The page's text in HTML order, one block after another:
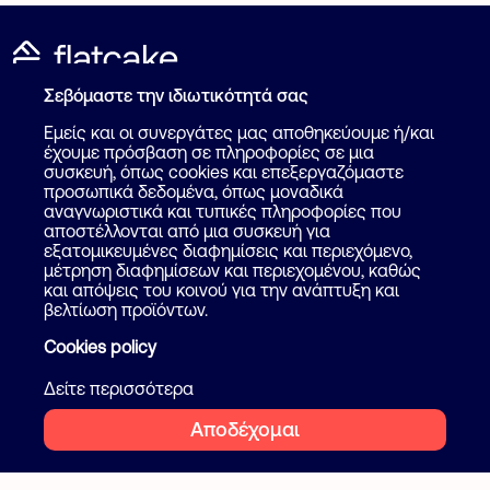
Καταχώρηση Αγγελίας Για επαγγελματίες
Πως λειτουργεί Βοήθεια
Επικοινωνία Ψάξε επαγγελματία
Blog
2026 Flatcake. All rights reserved
Όροι και προϋποθέσεις
Ιδιωτικότητα
Cookies
Ακολουθήστε μας
Σεβόμαστε την ιδιωτικότητά σας
Εμείς και οι συνεργάτες μας αποθηκεύουμε ή/και
έχουμε πρόσβαση σε πληροφορίες σε μια
συσκευή, όπως cookies και επεξεργαζόμαστε
προσωπικά δεδομένα, όπως μοναδικά
αναγνωριστικά και τυπικές πληροφορίες που
αποστέλλονται από μια συσκευή για
εξατομικευμένες διαφημίσεις και περιεχόμενο,
μέτρηση διαφημίσεων και περιεχομένου, καθώς
και απόψεις του κοινού για την ανάπτυξη και
βελτίωση προϊόντων.
Cookies policy
Δείτε περισσότερα
Αποδέχομαι